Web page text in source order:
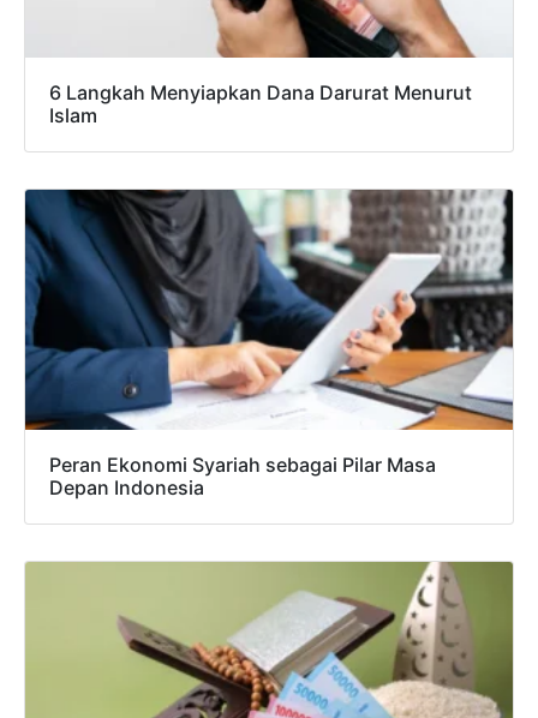
6 Langkah Menyiapkan Dana Darurat Menurut
Islam
Peran Ekonomi Syariah sebagai Pilar Masa
Depan Indonesia